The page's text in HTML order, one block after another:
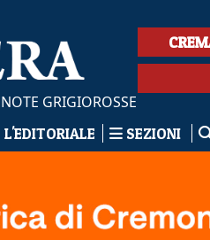
GRIGIOROSSE
L'EDITORIALE SEZIONI